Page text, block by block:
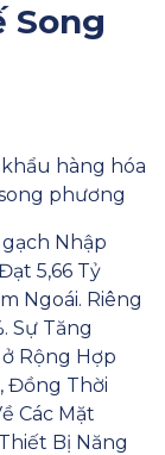
Song
hàng hóa
phương
Nhập
5,66 Tỷ
Ngoái. Riêng
Sự Tăng
Rộng Hợp
Đồng Thời
Các Mặt
Bị Năng